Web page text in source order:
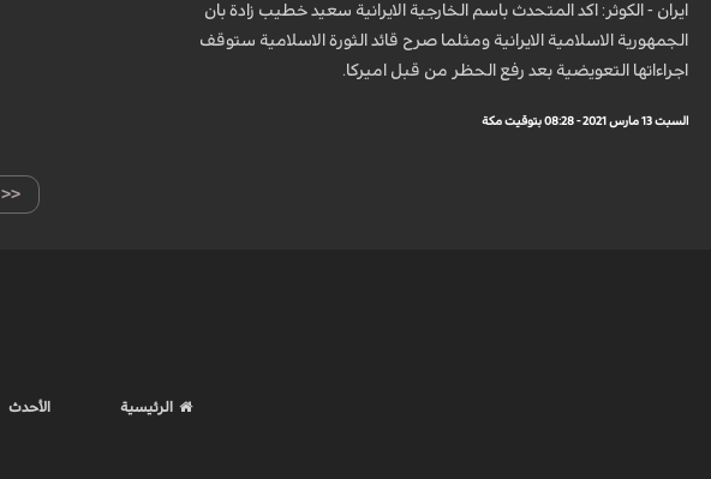
ايران - الكوثر: اكد المتحدث باسم الخارجية الايرانية سعيد خطيب زادة بان
الجمهورية الاسلامية الايرانية ومثلما صرح قائد الثورة الاسلامية ستوقف
اجراءاتها التعويضية بعد رفع الحظر من قبل اميركا.
السبت 13 مارس 2021 - 08:28 بتوقيت مكة
<<
الرئيسية الأحدث